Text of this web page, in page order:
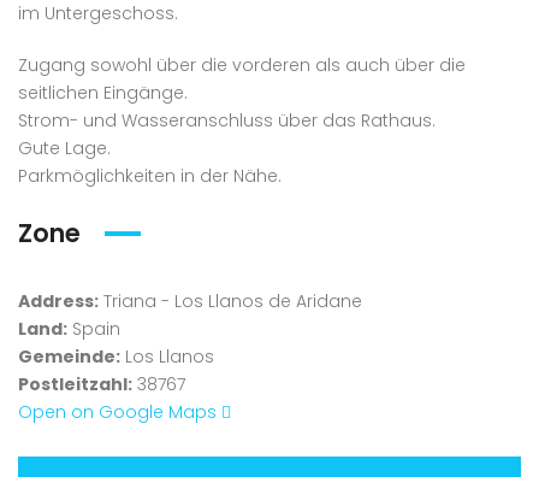
im Untergeschoss.
Zugang sowohl über die vorderen als auch über die
seitlichen Eingänge.
Strom- und Wasseranschluss über das Rathaus.
Gute Lage.
Parkmöglichkeiten in der Nähe.
Zone
Address: Triana - Los Llanos de Aridane
Land: Spain
Gemeinde: Los Llanos
Postleitzahl: 38767
Open on Google Maps